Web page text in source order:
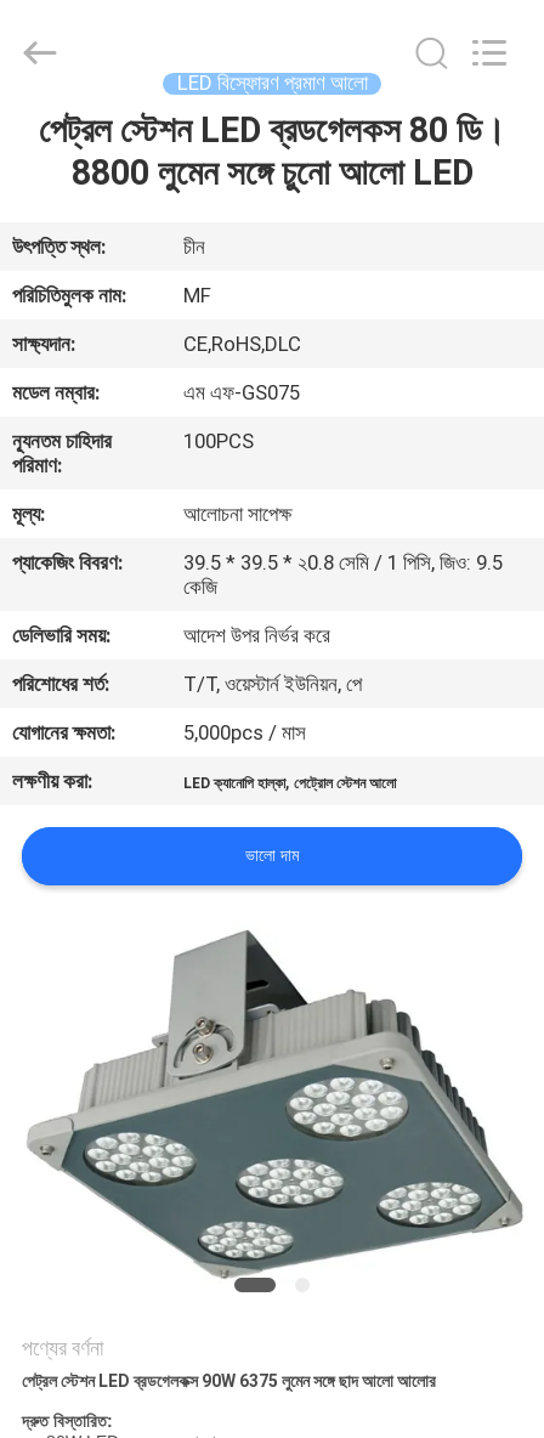
বাড়ি
ভিডিও
আমাদের
সম্পর্কে
ভ্রমণ
নিয়ন্ত্রণ
যোগাযোগ
করুন
উদ্ধৃতির
জন্য
PRIVACY
POLICY
Lighting
Co.,Ltd..
LED বিস্ফোরণ প্রমাণ আলো
পেট্রল স্টেশন LED ব্রডগেলকস 80 ডি।
8800 লুমেন সঙ্গে চুনো আলো LED
উৎপত্তি স্থল:
চীন
পরিচিতিমুলক নাম:
MF
সাক্ষ্যদান:
CE,RoHS,DLC
মডেল নম্বার:
এম এফ-GS075
ন্যূনতম চাহিদার
পরিমাণ:
100PCS
মূল্য:
আলোচনা সাপেক্ষ
প্যাকেজিং বিবরণ:
39.5 * 39.5 * ২0.8 সেমি / 1 পিসি, জিও: 9.5
কেজি
ডেলিভারি সময়:
আদেশ উপর নির্ভর করে
পরিশোধের শর্ত:
T/T, ওয়েস্টার্ন ইউনিয়ন, পে
যোগানের ক্ষমতা:
5,000pcs / মাস
লক্ষণীয় করা:
LED ক্যানোপি হাল্কা,পেট্রোল স্টেশন আলো
ভালো দাম
পণ্যের বর্ণনা
পেট্রল স্টেশন LED ব্রডগেলকক্স 90W 6375 লুমেন সঙ্গে ছাদ আলো আলোর
দ্রুত বিস্তারিত: